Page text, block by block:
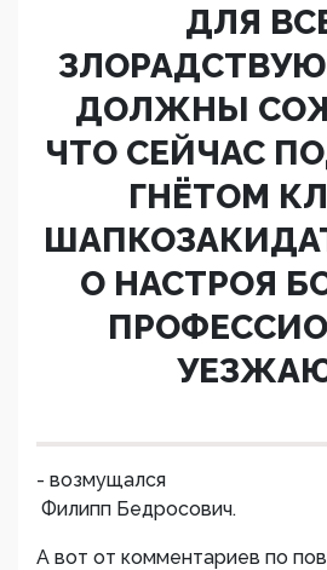
ДЛЯ
ДОЛЖНЫ
ЧТО СЕЙЧАС
ГНЁТОМ
О НАСТРОЯ
- возмущался
Филипп Бедросович.
А вот от комментариев по